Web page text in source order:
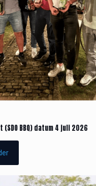
BBQ) datum 4 juli 2026